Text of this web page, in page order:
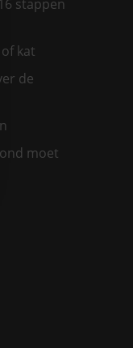
stappen
kat
de
moet